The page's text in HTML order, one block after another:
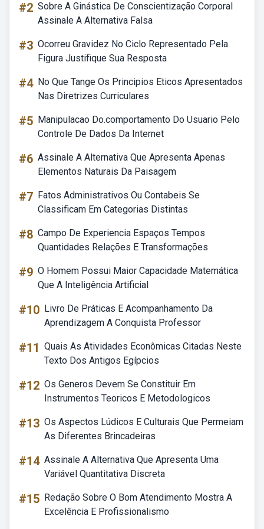
#2 Sobre A Ginástica De Conscientização Corporal
Assinale A Alternativa Falsa
#3 Ocorreu Gravidez No Ciclo Representado Pela
Figura Justifique Sua Resposta
#4 No Que Tange Os Principios Eticos Apresentados
Nas Diretrizes Curriculares
#5 Manipulacao Do.comportamento Do Usuario Pelo
Controle De Dados Da Internet
#6 Assinale A Alternativa Que Apresenta Apenas
Elementos Naturais Da Paisagem
#7 Fatos Administrativos Ou Contabeis Se
Classificam Em Categorias Distintas
#8 Campo De Experiencia Espaços Tempos
Quantidades Relações E Transformações
#9 O Homem Possui Maior Capacidade Matemática
Que A Inteligência Artificial
#10 Livro De Práticas E Acompanhamento Da
Aprendizagem A Conquista Professor
#11 Quais As Atividades Econômicas Citadas Neste
Texto Dos Antigos Egípcios
#12 Os Generos Devem Se Constituir Em
Instrumentos Teoricos E Metodologicos
#13 Os Aspectos Lúdicos E Culturais Que Permeiam
As Diferentes Brincadeiras
#14 Assinale A Alternativa Que Apresenta Uma
Variável Quantitativa Discreta
#15 Redação Sobre O Bom Atendimento Mostra A
Excelência E Profissionalismo